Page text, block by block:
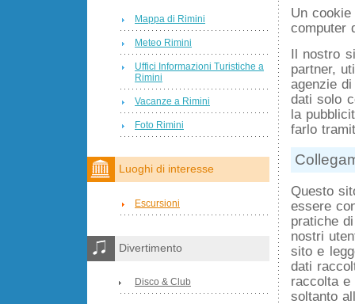
Un
computer
Il nostro
partner,
agenzie
dati solo
la
farlo
Questo
essere
pratiche
nostri
sito e
dati
raccolta e
soltanto
Mappa di Rimini
Meteo Rimini
Uffici Informazioni Turistiche a
Rimini
Vacanze a Rimini
Foto Rimini
Luoghi di interesse
Escursioni
Divertimento
Disco & Club